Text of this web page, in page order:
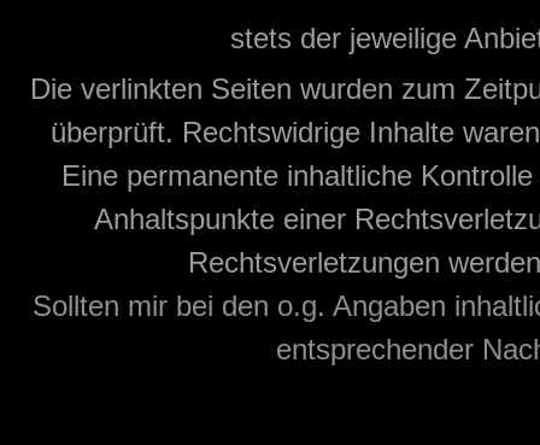
stets der jeweilige
Die verlinkten Seiten wurden zum
überprüft. Rechtswidrige Inhalte
Eine permanente inhaltliche
Anhaltspunkte einer
Rechtsverletzungen
Sollten mir bei den o.g. Angaben
entsprechender